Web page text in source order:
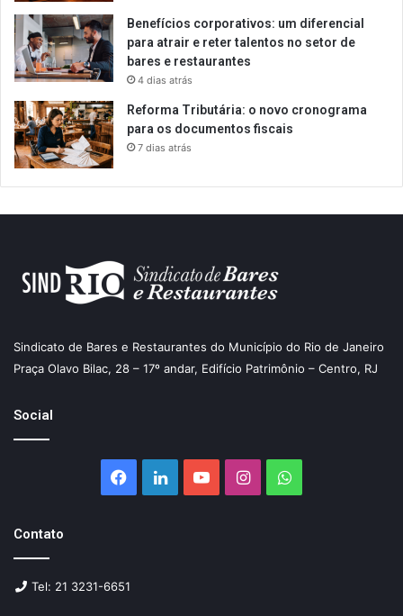
Benefícios corporativos: um diferencial
para atrair e reter talentos no setor de
bares e restaurantes
4 dias atrás
Reforma Tributária: o novo cronograma
para os documentos fiscais
7 dias atrás
Sindicato de Bares e Restaurantes do Município do Rio de Janeiro
Praça Olavo Bilac, 28 – 17º andar, Edifício Patrimônio – Centro, RJ
Social
Facebook
LinkedinYouTubeInstagramWhatsApp
Contato
Tel: 21 3231-6651